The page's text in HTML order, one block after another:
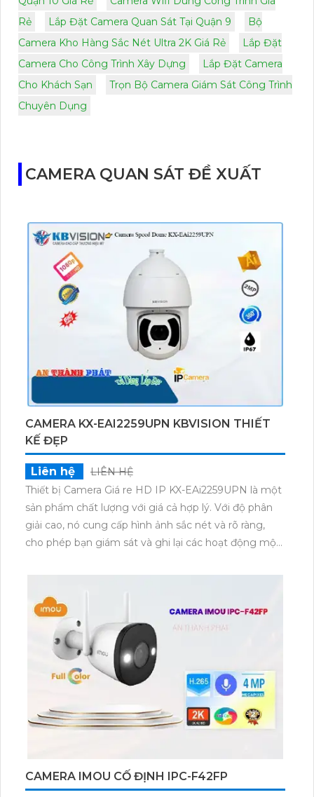
Rẻ
Lắp Đặt Camera Quan Sát Tại Quận 9
Bộ
Camera Kho Hàng Sắc Nét Ultra 2K Giá Rẻ
Lắp Đặt
Camera Cho Công Trình Xây Dựng
Lắp Đặt Camera
Cho Khách Sạn
Trọn Bộ Camera Giám Sát Công Trình
Chuyên Dụng
CAMERA QUAN SÁT ĐỀ XUẤT
CAMERA KX-EAI2259UPN KBVISION THIẾT
KẾ ĐẸP
Liên hệ
LIÊN HỆ
Thiết bị Camera Giá re HD IP KX-EAi2259UPN là một
sản phẩm chất lượng với giá cả hợp lý. Với độ phân
giải cao, nó cung cấp hình ảnh sắc nét và rõ ràng,
cho phép bạn giám sát và ghi lại các hoạt động một
thông minh như phát hiện chuyển động, cảnh báo
qua đám mây, và khả năng xoay ngang/giá đỡ tích
hợp sẵn. Thiết kế nhỏ gọn và dễ dàng lắp đặt, giúp
bạn theo dõi từ xa một cách dễ dàng và thuận tiện.
CAMERA IMOU CỐ ĐỊNH IPC-F42FP